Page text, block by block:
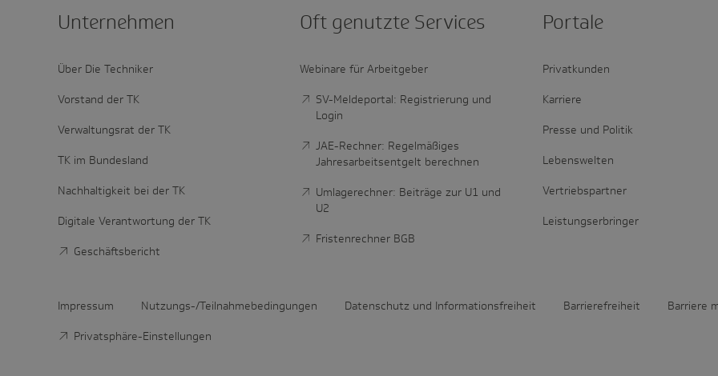
Unter­nehmen
Über Die Techniker
Vorstand der TK
Verwaltungsrat der TK
TK im Bundesland
Nachhaltigkeit bei der TK
Digitale Verantwortung der TK
Geschäftsbericht
Oft genutzte Services
Webinare für Arbeitgeber
SV-Meldeportal: Registrierung und
Login
JAE-Rechner: Regelmäßiges
Jahresarbeitsentgelt berechnen
Umlagerechner: Beiträge zur U1 und
U2
Fristenrechner BGB
Portale
Privatkunden
Karriere
Presse und Politik
Lebenswelten
Vertriebspartner
Leistungserbringer
Impressum Nutzungs-/Teilnahmebedingungen Datenschutz und Informationsfreiheit Barrierefreiheit Barriere
Privatsphäre-Einstellungen